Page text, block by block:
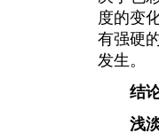
度的变
有强硬
发生。
结
浅淡